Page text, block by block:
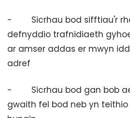
- Sicrhau bod sifftiau'r
defnyddio trafnidiaeth
ar amser addas er mwyn
adref
- Sicrhau bod gan bob
gwaith fel bod neb yn